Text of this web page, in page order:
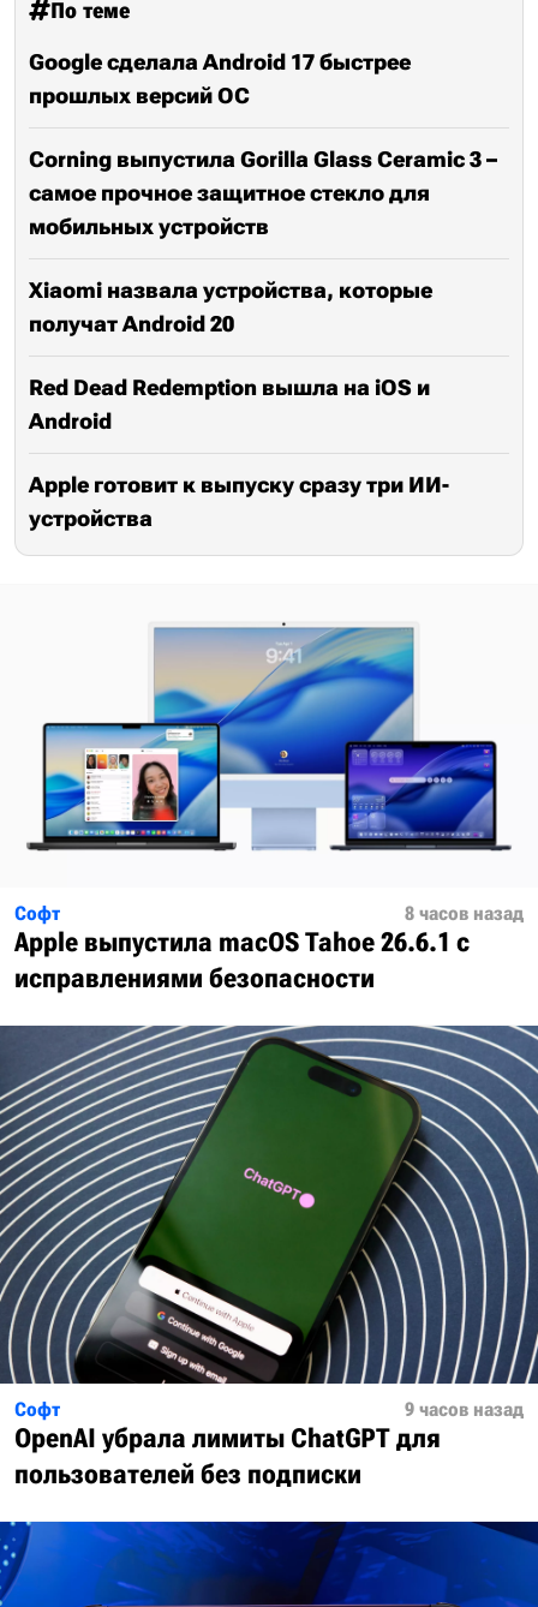
По теме
Google сделала Android 17 быстрее
прошлых версий ОС
Corning выпустила Gorilla Glass Ceramic 3 –
самое прочное защитное стекло для
мобильных устройств
Xiaomi назвала устройства, которые
получат Android 20
Red Dead Redemption вышла на iOS и
Android
Apple готовит к выпуску сразу три ИИ-
устройства
Софт 8 часов назад
Apple выпустила macOS Tahoe 26.6.1 с
исправлениями безопасности
Софт 9 часов назад
OpenAI убрала лимиты ChatGPT для
пользователей без подписки